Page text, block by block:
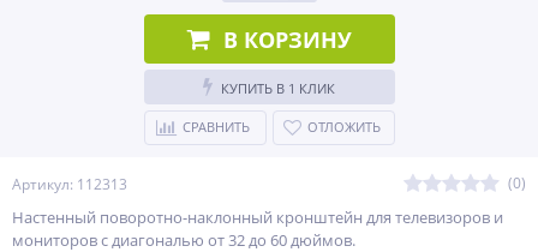
Артикул: 112313 (0)
Настенный поворотно-наклонный кронштейн для телевизоров и
мониторов с диагональю от 32 до 60 дюймов.
В КОРЗИНУ
КУПИТЬ В 1 КЛИК
СРАВНИТЬ ОТЛОЖИТЬ